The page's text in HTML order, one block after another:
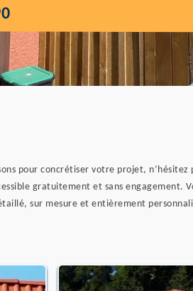
pour concrétiser votre projet,
gratuitement et sans engagement.
sur mesure et entièrement